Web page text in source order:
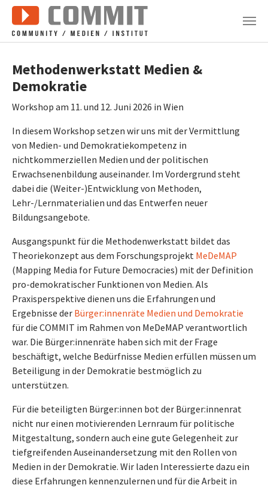
Zum Hauptinhalt springen
Methodenwerkstatt Medien &
Demokratie
Workshop am 11. und 12. Juni 2026 in Wien
In diesem Workshop setzen wir uns mit der Vermittlung
von Medien- und Demokratiekompetenz in
nichtkommerziellen Medien und der politischen
Erwachsenenbildung auseinander. Im Vordergrund steht
dabei die (Weiter-)Entwicklung von Methoden,
Lehr-/Lernmaterialien und das Entwerfen neuer
Bildungsangebote.
Ausgangspunkt für die Methodenwerkstatt bildet das
Theoriekonzept aus dem Forschungsprojekt MeDeMAP
(Mapping Media for Future Democracies) mit der Definition
pro-demokratischer Funktionen von Medien. Als
Praxisperspektive dienen uns die Erfahrungen und
Ergebnisse der Bürger:innenräte Medien und Demokratie
für die COMMIT im Rahmen von MeDeMAP verantwortlich
war. Die Bürger:innenräte haben sich mit der Frage
beschäftigt, welche Bedürfnisse Medien erfüllen müssen um
Beteiligung in der Demokratie bestmöglich zu
unterstützen.
Für die beteiligten Bürger:innen bot der Bürger:innenrat
nicht nur einen motivierenden Lernraum für politische
Mitgestaltung, sondern auch eine gute Gelegenheit zur
tiefgreifenden Auseinandersetzung mit den Rollen von
Medien in der Demokratie. Wir laden Interessierte dazu ein
diese Erfahrungen kennenzulernen und für die Arbeit in